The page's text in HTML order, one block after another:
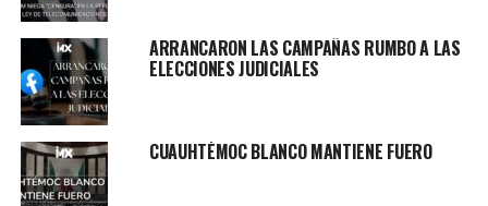
ARRANCARON LAS CAMPAÑAS RUMBO A LAS
ELECCIONES JUDICIALES
CUAUHTÉMOC BLANCO MANTIENE FUERO